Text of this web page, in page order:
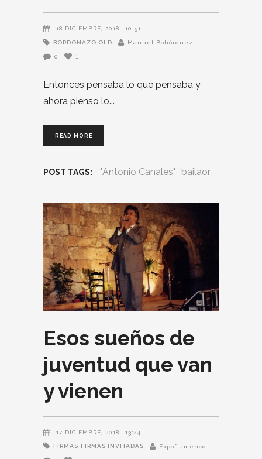
18 DICIEMBRE, 2018 10:51
BORDONAZO OLD Manuel Bohórquez
0 1
Entonces pensaba lo que pensaba y
ahora pienso lo
READ MORE
POST TAGS: "Antonio Canales" bailaor
Esos sueños de
juventud que van
y vienen
17 DICIEMBRE, 2018 13:44
FIRMAS FIRMAS INVITADAS Expoflamenco